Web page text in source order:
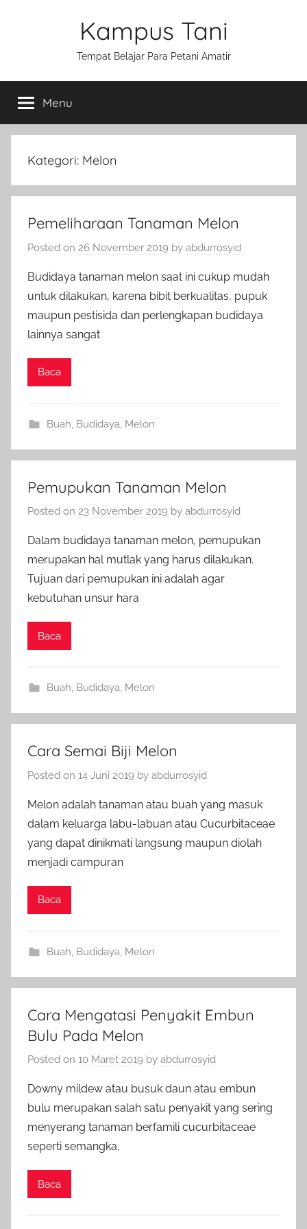
Kampus Tani
Tempat Belajar Para Petani Amatir
Menu
Kategori: Melon
Pemeliharaan Tanaman Melon
Posted on 26 November 2019 by abdurrosyid
Budidaya tanaman melon saat ini cukup mudah
untuk dilakukan, karena bibit berkualitas, pupuk
maupun pestisida dan perlengkapan budidaya
lainnya sangat
Baca
Buah Budidaya Melon
Pemupukan Tanaman Melon
Posted on 23 November 2019 by abdurrosyid
Dalam budidaya tanaman melon, pemupukan
merupakan hal mutlak yang harus dilakukan.
Tujuan dari pemupukan ini adalah agar
kebutuhan unsur hara
Baca
Buah, Budidaya, Melon
Cara Semai Biji Melon
Posted on 14 Juni 2019 by abdurrosyid
Melon adalah tanaman atau buah yang masuk
dalam keluarga labu-labuan atau Cucurbitaceae
yang dapat dinikmati langsung maupun diolah
menjadi campuran
Baca
Buah Budidaya Melon
Cara Mengatasi Penyakit Embun
Bulu Pada Melon
Posted on 10 Maret 2019 by abdurrosyid
Downy mildew atau busuk daun atau embun
bulu merupakan salah satu penyakit yang sering
menyerang tanaman berfamili cucurbitaceae
seperti semangka,
Baca